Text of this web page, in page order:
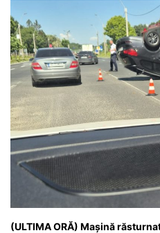
(ULTIMA ORĂ) Mașină